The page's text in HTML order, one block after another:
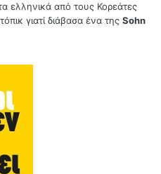
ελληνικά από τους Κορεάτες
γιατί διάβασα ένα της Sohn